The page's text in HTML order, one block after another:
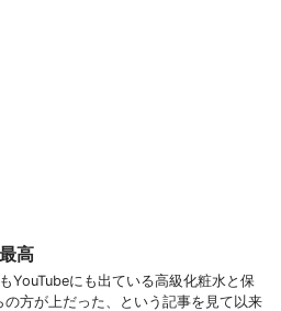
高
YouTubeにも出ている高級化粧水と保
方が上だった、という記事を見て以来